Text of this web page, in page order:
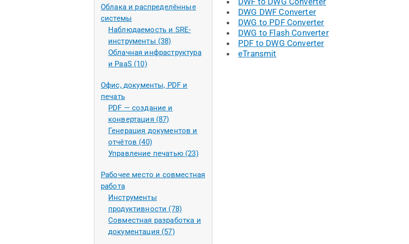
Облака и распределённые
системы
Наблюдаемость и SRE-
инструменты (38)
Облачная инфраструктура
и PaaS (10)
Офис, документы, PDF и
печать
PDF — создание и
конвертация (87)
Генерация документов и
отчётов (40)
Управление печатью (23)
Рабочее место и совместная
работа
Инструменты
продуктивности (78)
Совместная разработка и
документация (57)
DWG DWF Converter
DWG to PDF Converter
DWG to Flash Converter
PDF to DWG Converter
eTransmit